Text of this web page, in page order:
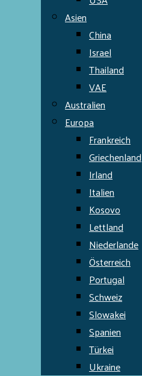
Asien
China
Israel
Thailand
VAE
Australien
Europa
Frankreich
Griechenland
Irland
Italien
Kosovo
Lettland
Niederlande
Österreich
Portugal
Schweiz
Slowakei
Spanien
Türkei
Ukraine